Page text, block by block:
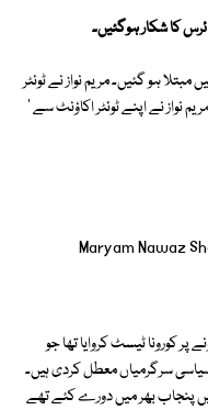
کا شکار ہوگئیں۔
ہو گئیں۔ مریم نواز نے ٹوئٹر
نواز نے اپنے ٹوئٹر اکاؤنٹ سے '
کورونا ٹیسٹ کروایا تھا جو
سرگرمیاں معطل کردی ہیں۔
پنجاب بھر میں دورے کئے تھے